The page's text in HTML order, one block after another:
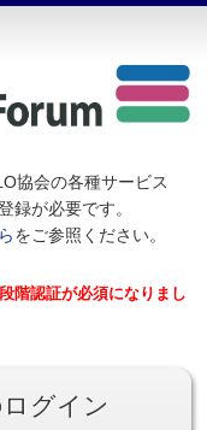
協会の各種サービス
録が必要です。
をご参照ください。
階認証が必須になりまし
グイン